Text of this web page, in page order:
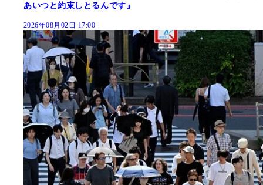
あいつと約束しとるんです』
2026年08月02日 17:00